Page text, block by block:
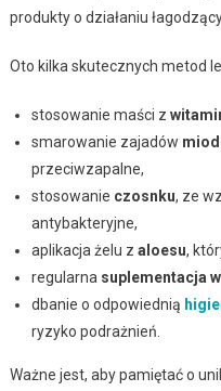
produkty o działaniu
Oto kilka skutecznych metod
stosowanie maści z
smarowanie zajadów
przeciwzapalne,
stosowanie czosnku, ze
antybakteryjne,
aplikacja żelu z aloesu,
regularna suplementacja
dbanie o odpowiednią
ryzyko podrażnień.
Ważne jest, aby pamiętać o